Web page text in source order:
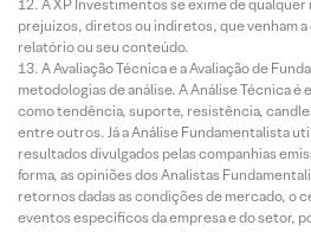
A XP Investimentos se exime de
prejuízos, diretos ou indiretos, que venham
relatório ou seu conteúdo.
A Avaliação Técnica e a Avaliação de
metodologias de análise. A Análise Técnica
como tendência, suporte, resistência,
entre outros. Já a Análise Fundamentalista
resultados divulgados pelas companhias
forma, as opiniões dos Analistas
retornos dadas as condições de mercado, o
eventos específicos da empresa e do setor,